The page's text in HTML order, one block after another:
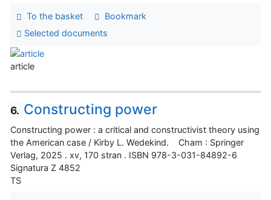
To the basket
Bookmark
Selected documents
article
6. Constructing power
Constructing power : a critical and constructivist theory using
the American case / Kirby L. Wedekind. Cham : Springer
Verlag, 2025 . xv, 170 stran . ISBN 978-3-031-84892-6
Signatura Z 4852
TS